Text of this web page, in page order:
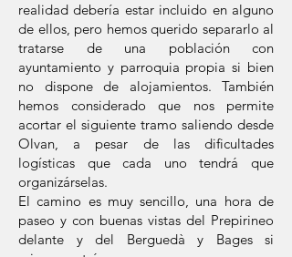
realidad debería estar incluido en alguno
de ellos, pero hemos querido separarlo al
tratarse de una población con
ayuntamiento y parroquia propia si bien
no dispone de alojamientos. También
hemos considerado que nos permite
acortar el siguiente tramo saliendo desde
Olvan, a pesar de las dificultades
logísticas que cada uno tendrá que
organizárselas.
El camino es muy sencillo, una hora de
paseo y con buenas vistas del Prepirineo
delante y del Berguedà y Bages si